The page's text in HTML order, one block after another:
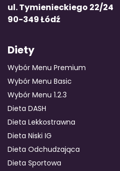
ul. Tymienieckiego 22/24
90-349 Łódź
Diety
Wybór Menu Premium
Wybór Menu Basic
Wybór Menu 1.2.3
Dieta DASH
Dieta Lekkostrawna
Dieta Niski IG
Dieta Odchudzająca
Dieta Sportowa